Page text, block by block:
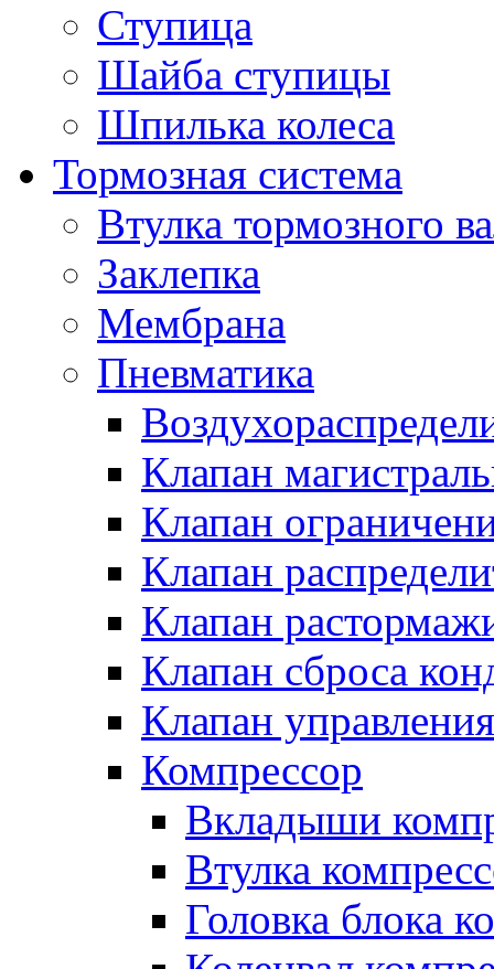
Ступица
Шайба ступицы
Шпилька колеса
Тормозная система
Втулка тормозного
Заклепка
Мембрана
Пневматика
Клапан
Клапан
Клапан
Клапан
Клапан сброса
Клапан управления
Компрессор
Вкладыши
Втулка
Головка блока